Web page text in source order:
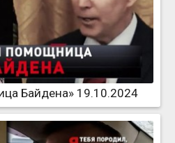
Байдена» 19.10.2024